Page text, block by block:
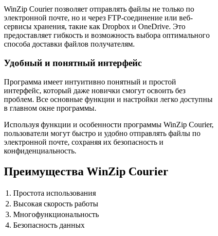
WinZip Courier позволяет отправлять файлы не только по
электронной почте, но и через FTP-соединение или веб-
сервисы хранения, такие как Dropbox и OneDrive. Это
предоставляет гибкость и возможность выбора оптимального
способа доставки файлов получателям.
Удобный и понятный интерфейс
Программа имеет интуитивно понятный и простой
интерфейс, который даже новички смогут освоить без
проблем. Все основные функции и настройки легко доступны
в главном окне программы.
Используя функции и особенности программы WinZip Courier,
пользователи могут быстро и удобно отправлять файлы по
электронной почте, сохраняя их безопасность и
конфиденциальность.
Преимущества WinZip Courier
1. Простота использования
2. Высокая скорость работы
3. Многофункциональность
4. Безопасность данных